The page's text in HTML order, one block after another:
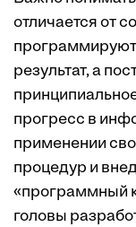
отличается от
результат, а
прогресс в
применении
процедур и
«программный
головы